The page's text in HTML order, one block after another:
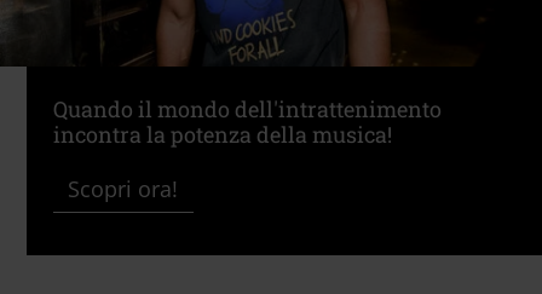
Quando il mondo dell'intrattenimento
incontra la potenza della musica!
Scopri ora!